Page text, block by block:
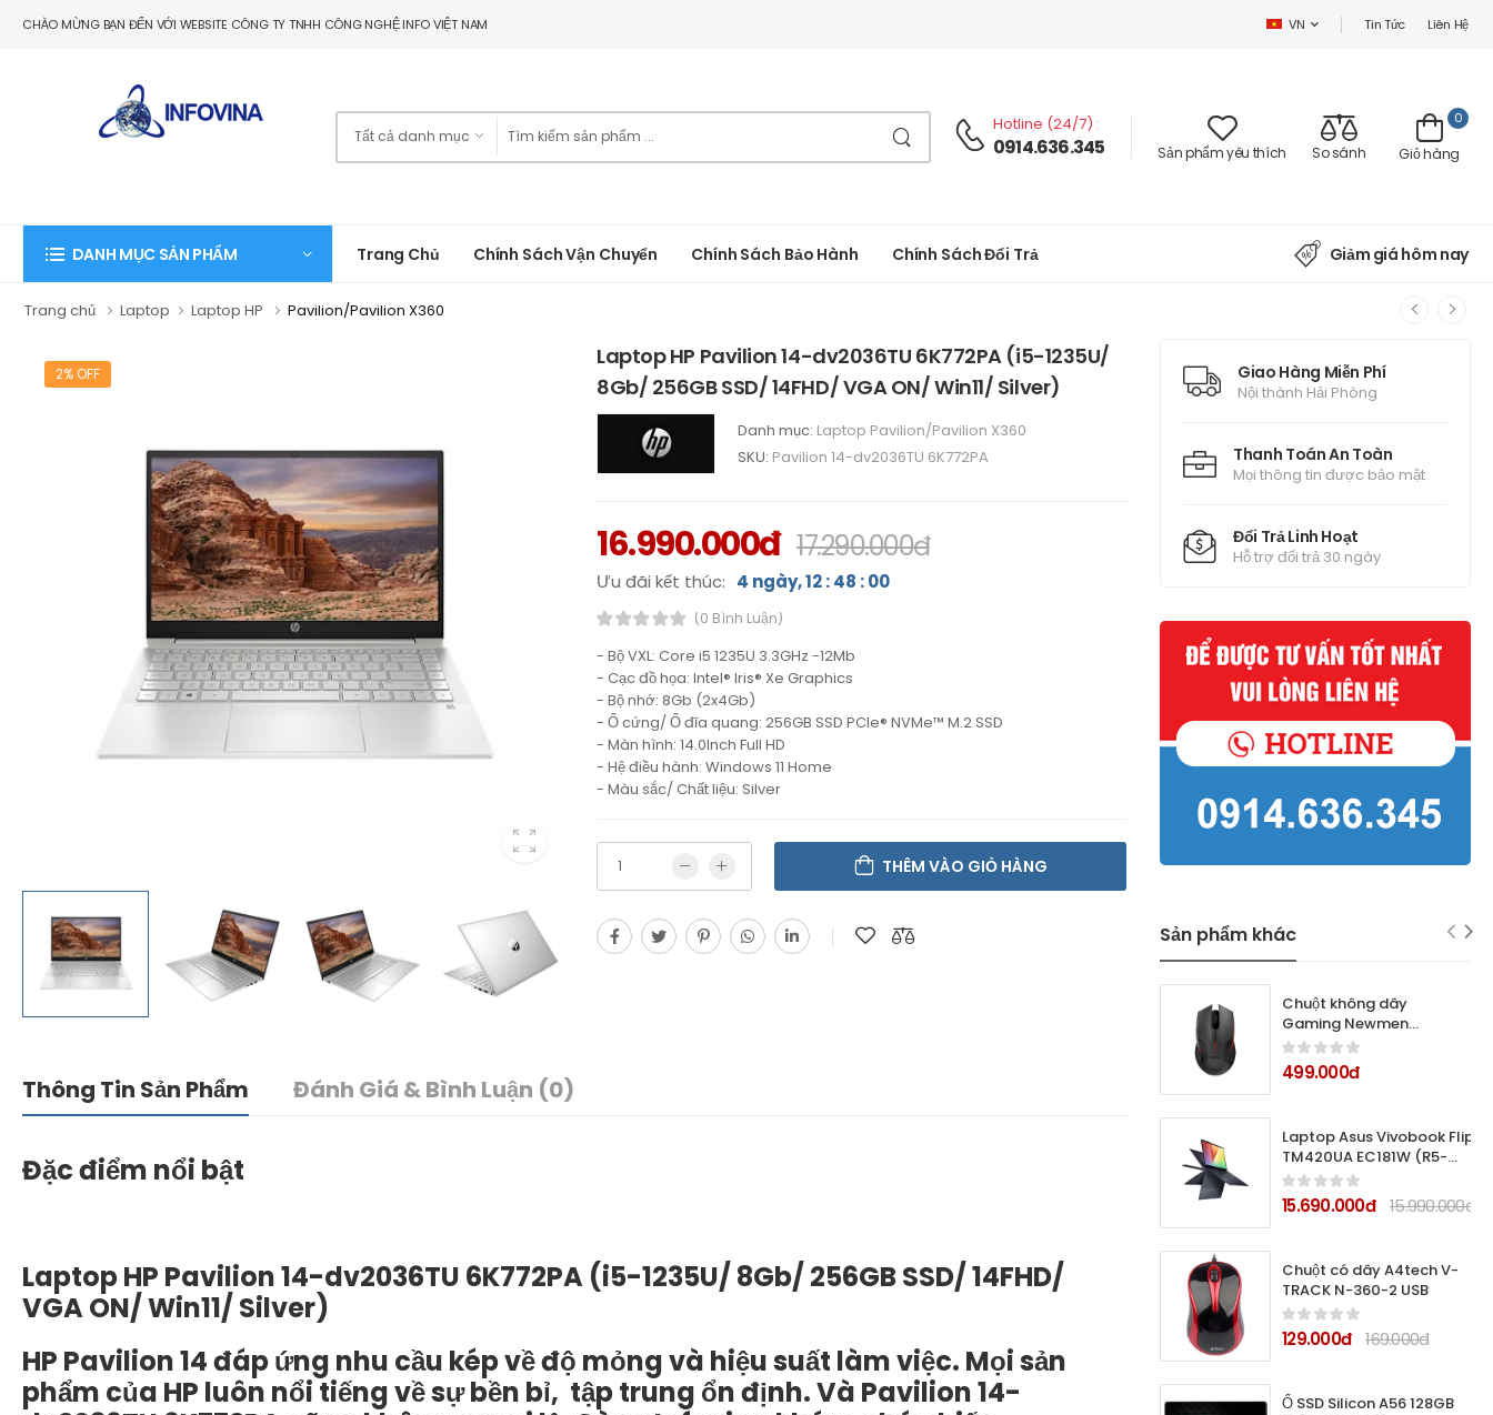
CHÀO MỪNG BẠN ĐẾN VỚI WEBSITE CÔNG TY TNHH CÔNG NGHỆ INFO VIỆT NAM VN Tin Tức Liên Hệ
Hotline (24/7) :
0914.636.345 Sản phẩm yêu thích So sánh
0
Giỏ hàng
DANH MỤC SẢN PHẨM Trang Chủ Chính Sách Vận Chuyển Chính Sách Bảo Hành Chính Sách Đổi Trả Giảm giá hôm nay
Trang chủ Laptop Laptop HP Pavilion/Pavilion X360
2% OFF
Laptop HP Pavilion 14-dv2036TU 6K772PA (i5-1235U/
8Gb/ 256GB SSD/ 14FHD/ VGA ON/ Win11/ Silver)
Danh mục: Laptop Pavilion/Pavilion X360
SKU: Pavilion 14-dv2036TU 6K772PA
16.990.000đ 17.290.000đ
Ưu đãi kết thúc: 4 ngày, 12 : 47 : 59
(0 Bình Luận)
- Bộ VXL: Core i5 1235U 3.3GHz -12Mb
- Cạc đồ họa: Intel® Iris® Xe Graphics
- Bộ nhớ: 8Gb (2x4Gb)
- Ổ cứng/ Ổ đĩa quang: 256GB SSD PCIe® NVMe™ M.2 SSD
- Màn hình: 14.0Inch Full HD
- Hệ điều hành: Windows 11 Home
- Màu sắc/ Chất liệu: Silver
THÊM VÀO GIỎ HÀNG
Thông Tin Sản Phẩm Đánh Giá & Bình Luận (0)
Đặc điểm nổi bật
Laptop HP Pavilion 14-dv2036TU 6K772PA (i5-1235U/ 8Gb/ 256GB SSD/ 14FHD/
VGA ON/ Win11/ Silver)
HP Pavilion 14 đáp ứng nhu cầu kép về độ mỏng và hiệu suất làm việc. Mọi sản
phẩm của HP luôn nổi tiếng về sự bền bỉ, tập trung ổn định. Và Pavilion 14-
Giao Hàng Miễn Phí
Nội thành Hải Phòng
Thanh Toán An Toàn
Mọi thông tin được bảo mật
Đổi Trả Linh Hoạt
Hỗ trợ đổi trả 30 ngày
Sản phẩm khác
Chuột không dây
Gaming Newmen
quang D500 Màu đen
(Bluetooth, Wireless)
499.000đ
Laptop Asus Vivobook Flip
TM420UA EC181W (R5-
5500U/ 8GB/ 512GB SSD/
14FHD Touch/ VGA ON/
Win11/ Black/ Pen)
15.690.000đ 15.990.000đ
Chuột có dây A4tech V-
TRACK N-360-2 USB
129.000đ 169.000đ
Ổ SSD Silicon A56 128GB